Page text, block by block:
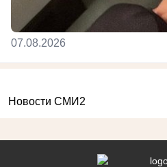
07.08.2026
Новости СМИ2